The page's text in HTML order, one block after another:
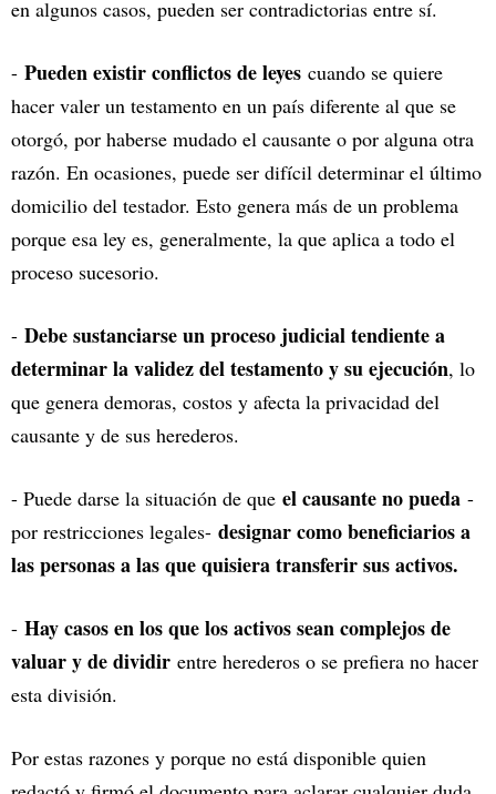
en algunos casos, pueden ser contradictorias entre sí.
- Pueden existir conflictos de leyes cuando se quiere
hacer valer un testamento en un país diferente al que se
otorgó, por haberse mudado el causante o por alguna otra
razón. En ocasiones, puede ser difícil determinar el último
domicilio del testador. Esto genera más de un problema
porque esa ley es, generalmente, la que aplica a todo el
proceso sucesorio.
- Debe sustanciarse un proceso judicial tendiente a
determinar la validez del testamento y su ejecución, lo
que genera demoras, costos y afecta la privacidad del
causante y de sus herederos.
- Puede darse la situación de que el causante no pueda -
por restricciones legales- designar como beneficiarios a
las personas a las que quisiera transferir sus activos.
- Hay casos en los que los activos sean complejos de
valuar y de dividir entre herederos o se prefiera no hacer
esta división.
Por estas razones y porque no está disponible quien